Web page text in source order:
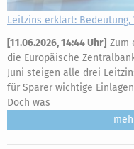
Leitzins erklärt:
[11.06.2026, 14:44 Uhr] Zum
die Europäische
Juni steigen alle drei
für Sparer wichtige
Doch was